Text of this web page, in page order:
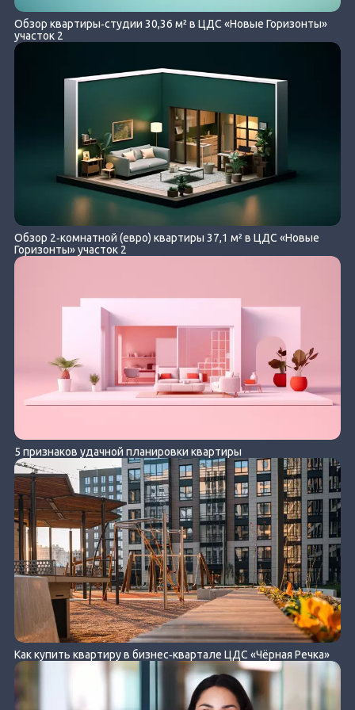
Обзор квартиры‐студии 30,36 м² в ЦДС «Новые Горизонты»
участок 2
Обзор 2‐комнатной (евро) квартиры 37,1 м² в ЦДС «Новые
Горизонты» участок 2
5 признаков удачной планировки квартиры
Как купить квартиру в бизнес‐квартале ЦДС «Чёрная Речка»